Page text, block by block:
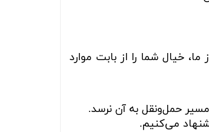
خیال شما را از بابت موارد
حمل‌ونقل به آن نرسد.
می‌کنیم.